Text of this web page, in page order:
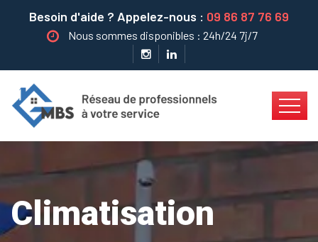
Besoin d'aide ? Appelez-nous : 09 86 87 76 69
Nous sommes disponibles : 24h/24 7j/7
Climatisation